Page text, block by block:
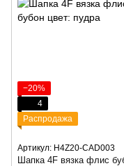
−20%
4
Распродажа
Артикул: H4Z20-CAD003
Шапка 4F вязка флис